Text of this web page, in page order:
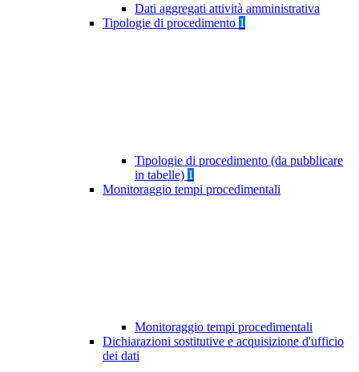
Dati aggregati attività amministrativa
Tipologie di procedimento 1
Tipologie di procedimento (da pubblicare
in tabelle) 1
Monitoraggio tempi procedimentali
Monitoraggio tempi procedimentali
Dichiarazioni sostitutive e acquisizione d'ufficio
dei dati